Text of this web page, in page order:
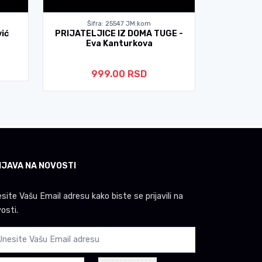
Šifra: 25547 JM:kom
PRIJATELJICE IZ DOMA TUGE -
Eva Kanturkova
999.00 RSD
NA NOVOSTI
Vašu Email adresu kako biste se prijavili na